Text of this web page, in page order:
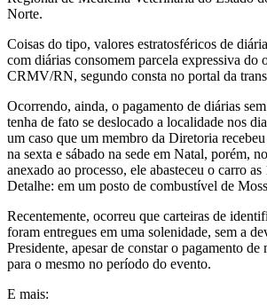
Norte.
Coisas do tipo, valores estratosféricos de
com diárias consomem parcela expressiva do
CRMV/RN, segundo consta no portal da
Ocorrendo, ainda, o pagamento de diárias
tenha de fato se deslocado a localidade nos
um caso que um membro da Diretoria
na sexta e sábado na sede em Natal, porém,
anexado ao processo, ele abasteceu o carro
Detalhe: em um posto de combustível de
Recentemente, ocorreu que carteiras de
foram entregues em uma solenidade, sem a
Presidente, apesar de constar o pagamento de
para o mesmo no período do evento.
E mais: